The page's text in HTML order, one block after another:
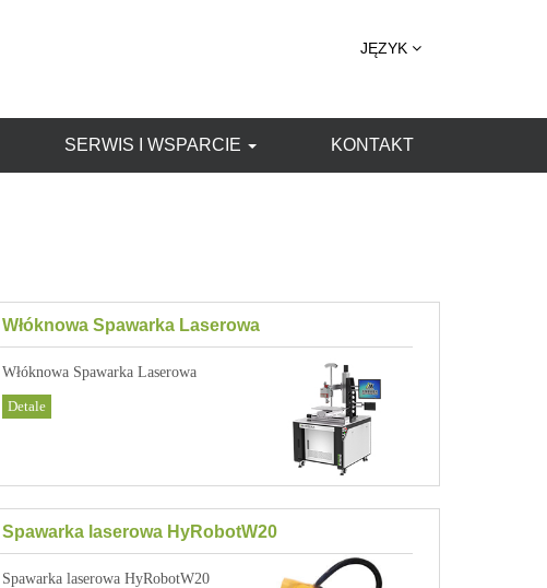
JĘZYK
SERWIS I WSPARCIE KONTAKT
Włóknowa Spawarka Laserowa
Włóknowa Spawarka Laserowa
Detale
Spawarka laserowa HyRobotW20
Spawarka laserowa HyRobotW20